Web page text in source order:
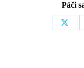
Páči
Share